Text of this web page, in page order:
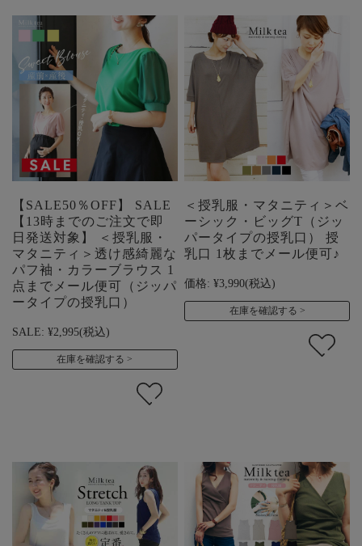
【SALE50％OFF】 SALE
【13時までのご注文で即
日発送対象】 ＜授乳服・
マタニティ＞透け感綺麗な
パフ袖・カラーブラウス 1
点までメール便可（ジッパ
ータイプの授乳口）
SALE: ¥2,995(税込)
在庫を確認する
＜授乳服・マタニティ＞ベ
ーシック・ビッグT（ジッ
パータイプの授乳口） 授
乳口 1枚までメール便可♪
価格: ¥3,990(税込)
在庫を確認する